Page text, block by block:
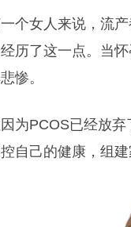
个女人来说，流
历了这一点。当
惨。
为PCOS已经放
自己的健康，组建